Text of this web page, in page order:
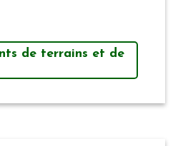
de terrains et de